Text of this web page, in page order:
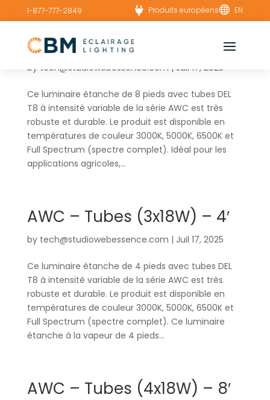
1-877-777-2849  Produits européens EN
AWC – Tubes (6x18W) – 8′
by tech@studiowebessence.com | Juil 17, 2025
Ce luminaire étanche de 8 pieds avec tubes DEL
T8 à intensité variable de la série AWC est très
robuste et durable. Le produit est disponible en
températures de couleur 3000K, 5000K, 6500K et
Full Spectrum (spectre complet). Idéal pour les
applications agricoles,...
AWC – Tubes (3x18W) – 4′
by tech@studiowebessence.com | Juil 17, 2025
Ce luminaire étanche de 4 pieds avec tubes DEL
T8 à intensité variable de la série AWC est très
robuste et durable. Le produit est disponible en
températures de couleur 3000K, 5000K, 6500K et
Full Spectrum (spectre complet). Ce luminaire
étanche à la vapeur de 4 pieds...
AWC – Tubes (4x18W) – 8′